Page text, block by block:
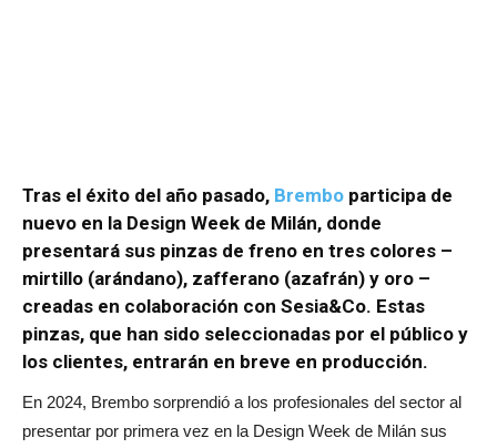
Tras el éxito del año pasado, Brembo participa de
nuevo en la Design Week de Milán, donde
presentará sus pinzas de freno en tres colores –
mirtillo (arándano), zafferano (azafrán) y oro –
creadas en colaboración con Sesia&Co. Estas
pinzas, que han sido seleccionadas por el público y
los clientes, entrarán en breve en producción.
En 2024, Brembo sorprendió a los profesionales del sector al
presentar por primera vez en la Design Week de Milán sus